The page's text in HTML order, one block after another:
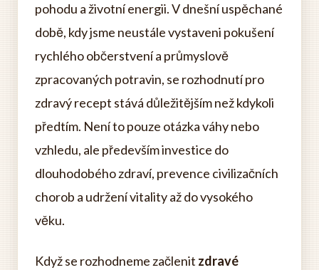
pohodu a životní energii. V dnešní uspěchané
době, kdy jsme neustále vystaveni pokušení
rychlého občerstvení a průmyslově
zpracovaných potravin, se rozhodnutí pro
zdravý recept stává důležitějším než kdykoli
předtím. Není to pouze otázka váhy nebo
vzhledu, ale především investice do
dlouhodobého zdraví, prevence civilizačních
chorob a udržení vitality až do vysokého
věku.
Když se rozhodneme začlenit zdravé